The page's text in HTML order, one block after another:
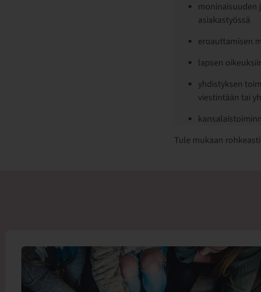
moninaisuuden
asiakastyössä
eroauttamisen
lapsen
yhdistyksen
viestintään tai
Tule mukaan